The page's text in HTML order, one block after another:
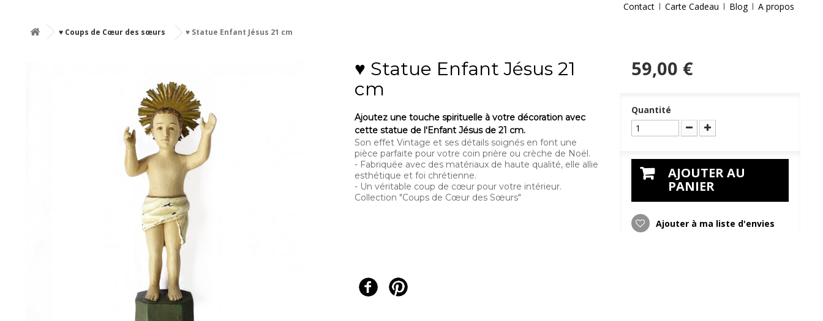
Contact Carte Cadeau Blog A propos
♥ Coups de Cœur des sœurs ♥ Statue Enfant Jésus 21 cm
♥ Statue Enfant Jésus 21
cm
Ajoutez une touche spirituelle à votre décoration avec
cette statue de l'Enfant Jésus de 21 cm.
Son effet Vintage et ses détails soignés en font une
pièce parfaite pour votre coin prière ou crèche de Noël.
- Fabriquée avec des matériaux de haute qualité, elle allie
esthétique et foi chrétienne.
- Un véritable coup de cœur pour votre intérieur.
Collection "Coups de Cœur des Sœurs"
59,00 €
Quantité
AJOUTER AU
PANIER
Ajouter à ma liste d'envies